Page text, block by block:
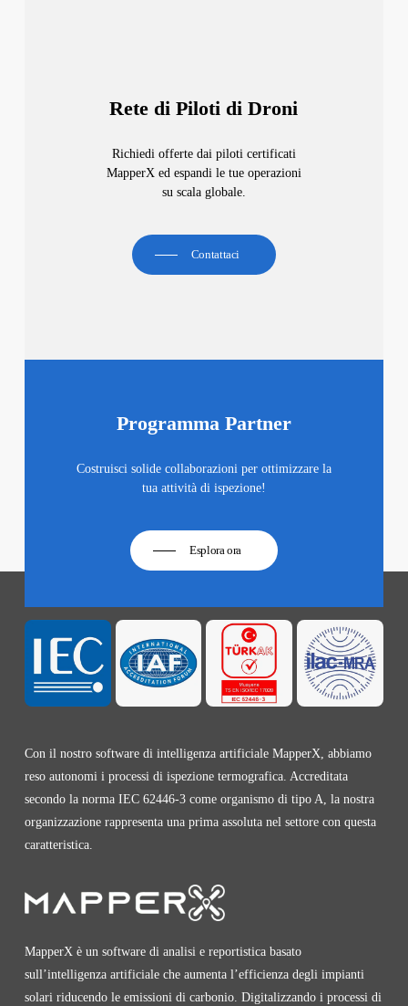
Rete di Piloti di Droni
Richiedi offerte dai piloti certificati
MapperX ed espandi le tue operazioni
su scala globale.
Contattaci
Programma Partner
Costruisci solide collaborazioni per ottimizzare la
tua attività di ispezione!
Esplora ora
Con il nostro software di intelligenza artificiale MapperX, abbiamo
reso autonomi i processi di ispezione termografica. Accreditata
secondo la norma IEC 62446-3 come organismo di tipo A, la nostra
organizzazione rappresenta una prima assoluta nel settore con questa
caratteristica.
MapperX è un software di analisi e reportistica basato
sull’intelligenza artificiale che aumenta l’efficienza degli impianti
solari riducendo le emissioni di carbonio. Digitalizzando i processi di